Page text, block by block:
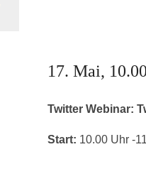
17. Mai,
Twitter Webinar:
Start: 10.00 Uhr -